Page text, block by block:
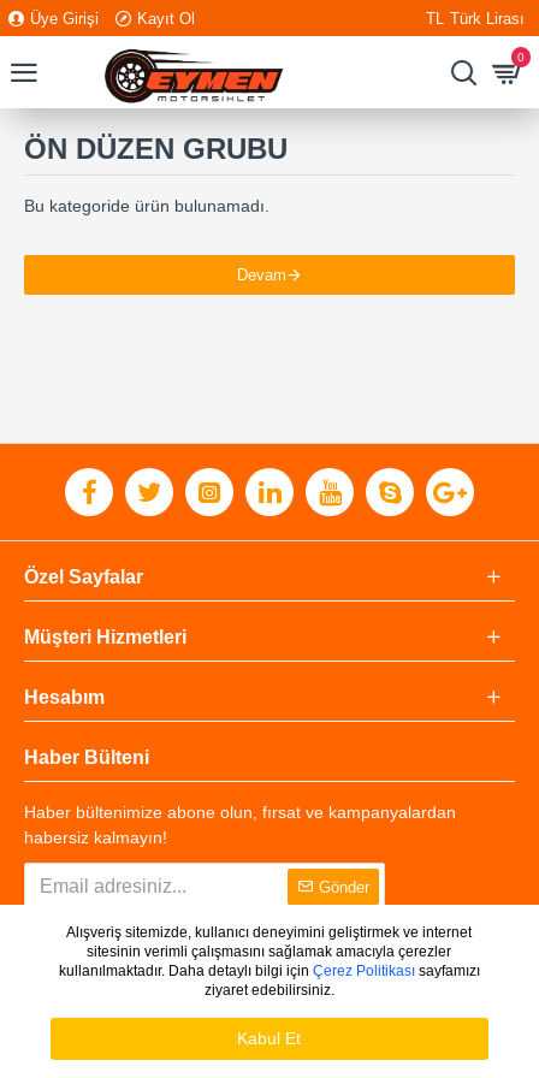
Üye Girişi Kayıt Ol TL Türk Lirası
0
ÖN DÜZEN GRUBU
Bu kategoride ürün bulunamadı.
Devam
Özel Sayfalar
Müşteri Hizmetleri
Hesabım
Haber Bülteni
Haber bültenimize abone olun, fırsat ve kampanyalardan
habersiz kalmayın!
Gönder
Copyright © 2025 - Tüm Hakları Saklıdır.
Alışveriş sitemizde, kullanıcı deneyimini geliştirmek ve internet
sitesinin verimli çalışmasını sağlamak amacıyla çerezler
kullanılmaktadır. Daha detaylı bilgi için Çerez Politikasısayfamızı
ziyaret edebilirsiniz.
Kabul Et
Ürünleri Filtrele